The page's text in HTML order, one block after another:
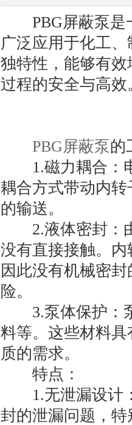
PBG屏蔽泵是
广泛应用于化工
独特性，能够有
过程的安全与高效
PBG屏蔽泵的
1.磁力耦合：电
耦合方式带动内
的输送。
2.液体密封：由
没有直接接触。
因此没有机械密
险。
3.泵体保护：泵
料等。这些材料
质的需求。
特点：
1.无泄漏设计：
封的泄漏问题，